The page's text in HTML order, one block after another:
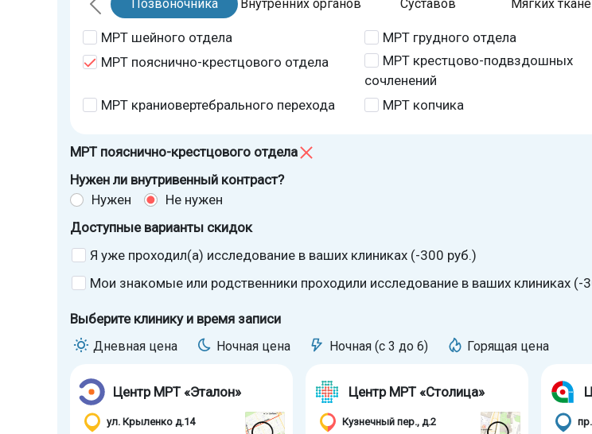
Позвоночника Внутренних органов Суставов Мягких
МРТ шейного отдела
МРТ грудного отдела
МРТ пояснично-крестцового отдела
МРТ крестцово-подвздошных
сочленений
МРТ краниовертебрального перехода
МРТ копчика
МРТ пояснично-крестцового отдела
Нужен ли внутривенный контраст?
Нужен
Не нужен
Доступные варианты скидок
Я уже проходил(а) исследование в ваших клиниках (-300 руб.)
Мои знакомые или родственники проходили исследование в ваших клиниках (-
Выберите клинику и время записи
Дневная цена Ночная цена Ночная (с 3 до 6) Горящая цена
Центр МРТ «Эталон»
ул. Крыленко д.14
Центр МРТ «Столица»
Кузнечный пер., д.2